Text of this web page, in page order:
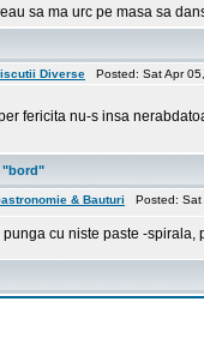
sa ma urc pe masa sa
Diverse Posted: Sat Apr
fericita nu-s insa
"bord"
& Bauturi Posted: Sat
punga cu niste paste -